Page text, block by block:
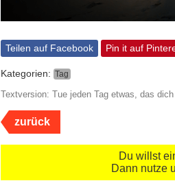
Teilen auf Facebook Pin it auf
Kategorien: Tag
Textversion: Tue jeden Tag etwas, das
zurück
Du willst
Dann nutze